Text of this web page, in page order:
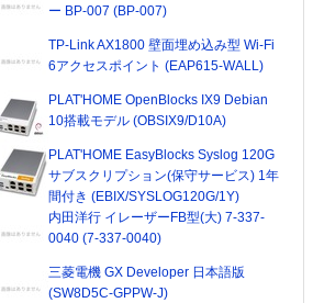
ー BP-007 (BP-007)
TP-Link AX1800 壁面埋め込み型 Wi-Fi
6アクセスポイント (EAP615-WALL)
PLAT'HOME OpenBlocks IX9 Debian
10搭載モデル (OBSIX9/D10A)
PLAT'HOME EasyBlocks Syslog 120G
サブスクリプション(保守サービス) 1年
間付き (EBIX/SYSLOG120G/1Y)
内田洋行 イレーザーFB型(大) 7-337-
0040 (7-337-0040)
三菱電機 GX Developer 日本語版
(SW8D5C-GPPW-J)